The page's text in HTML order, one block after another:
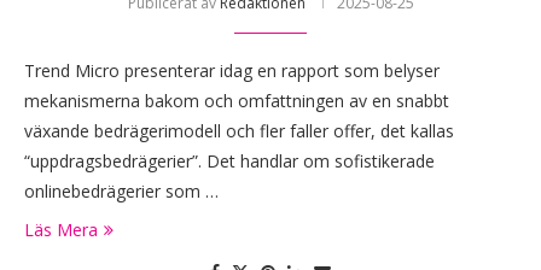
Trend Micro presenterar idag en rapport som belyser
mekanismerna bakom och omfattningen av en snabbt
växande bedrägerimodell och fler faller offer, det kallas
“uppdragsbedrägerier”. Det handlar om sofistikerade
onlinebedrägerier som …
Läs Mera